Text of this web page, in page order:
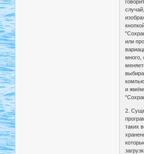
или
много,
и жмём
2.
таких